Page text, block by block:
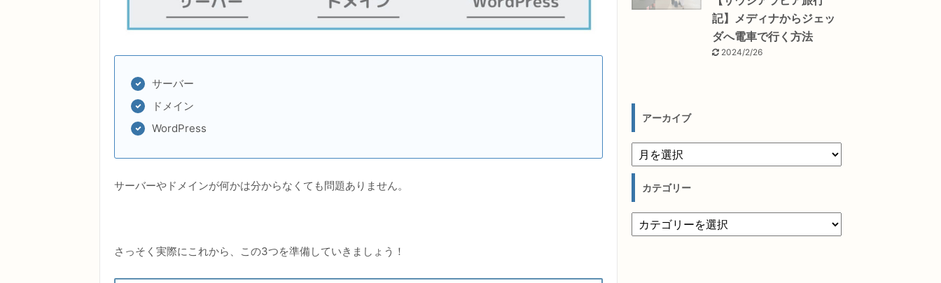
サーバー
ドメイン
WordPress
サーバーやドメインが何かは分からなくても問題ありません。
さっそく実際にこれから、この3つを準備していきましょう！
記】メディナからジェッ
ダへ電車で行く方法
2024/2/26
アーカイブ
カテゴリー